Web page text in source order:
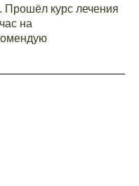
Прошёл курс лечения
на